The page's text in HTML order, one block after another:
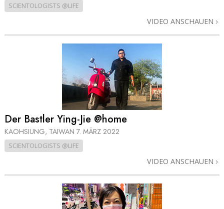
SCIENTOLOGISTS @LIFE
VIDEO ANSCHAUEN
Der Bastler Ying-Jie @home
KAOHSIUNG, TAIWAN 7. MÄRZ 2022
SCIENTOLOGISTS @LIFE
VIDEO ANSCHAUEN